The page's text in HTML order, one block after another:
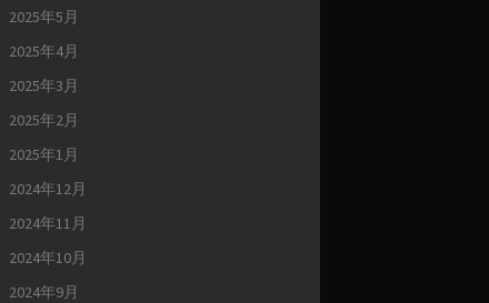
2025年5月
2025年4月
2025年3月
2025年2月
2025年1月
2024年12月
2024年11月
2024年10月
2024年9月